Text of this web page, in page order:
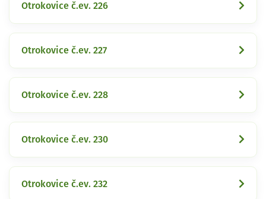
Otrokovice č.ev. 226
Otrokovice č.ev. 227
Otrokovice č.ev. 228
Otrokovice č.ev. 230
Otrokovice č.ev. 232